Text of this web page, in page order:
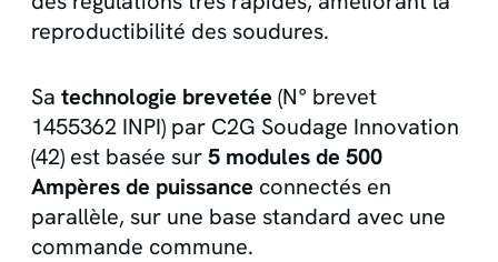
reproductibilité des soudures.
Sa technologie brevetée (N° brevet
1455362 INPI) par C2G Soudage Innovation
(42) est basée sur5 modules de 500
Ampères de puissance connectés en
parallèle, sur une base standard avec une
commande commune.